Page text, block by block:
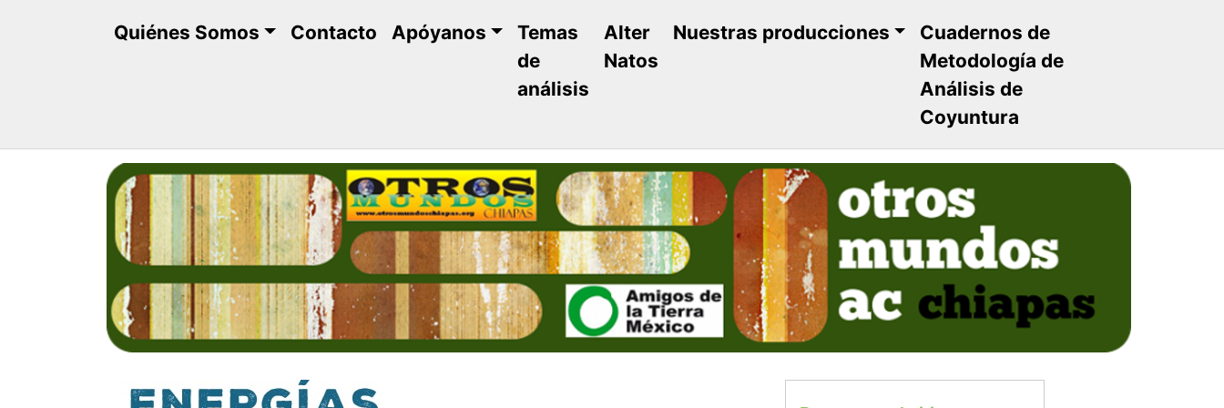
Quiénes Somos Contacto Apóyanos
Temas
de
análisis
Alter
Natos
Nuestras producciones
Cuadernos de
Metodología de
Análisis de
Coyuntura